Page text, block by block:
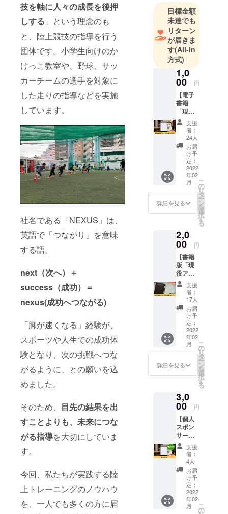
技を軸に人々の成長を後押
しする 」という理念のも
と、陸上競技の指導を行う
団体です。小学生向けのか
けっこ教室や、野球、サッ
カーチームの選手を対象に
した走りの指導などを実施
しています。
社名である「NEXUS」は、
英語で「つながり」を意味
する語。
next（次へ）＋
success（成功）＝
nexus(成功へつながる)
「脚が速くなる」経験が、
スポーツや人生での成功体
験となり、次の挑戦へつな
がるように、との願いを込
めました。
そのため、 目先の結果を出
すことよりも、未来につな
がる指導を大切にしていま
す。
今回、私たちが実践する陸
上トレーニングのノウハウ
を、一人でも多くの方に届
行うために
2021年に一
般社団法人
NEXUSを設
◆小学生へ
のかけっこ
◆中高生へ
の陸上競技
の指導
◆社会人の
実業団・ク
ラブチーム
◆気軽に参
加できる陸
ベント運営
ている。
目標金額
未達でも
リターン
が届きま
す(All-in
方式)
1,0
00 円
【電子
書籍
「現役
アス
リート
が教え
る走り
のポイ
ト」】
電子書
籍「現
役アス
リート
が教え
る走り
ント」
をお届
けしま
す。 さ
らに、
一般社
団法人
NEXUS
代表 吉
岡俊樹
よりお
礼の
メール
をお送
りさせ
ていた
だきま
メール
にてお
送りさ
せてい
ただき
ます。
※電子書
籍は自
費出版
となり
ます。
※ページ
数は50
～70
ページ
支援
者：
24人
お届
け予
定：
2022
年02
月
詳細を見る
こ
の
リ
タ
ー
ン
を
選
択
す
る
2,0
00 円
【書籍
版「現
役アス
リート
が教え
る走り
のポイ
ト」】
書籍版
「現役
アス
リート
が教え
る走り
のポイ
をお届
けしま
す。 さ
らに、
一般社
団法人
NEXUS
代表 吉
岡俊樹
よりお
礼の
メール
をお送
りさせ
ていた
支援
者：
17人
お届
け予
定：
2022
年02
月
詳細を見る
こ
の
リ
タ
ー
ン
を
選
択
す
る
3,0
00 円
【個人
スポン
サー】
電子書
籍「現
役アス
リート
が教え
る走り
のポイ
ント」
の個人
支援
者：
4人
お届
け予
定：
2022
年02
月
こ
の